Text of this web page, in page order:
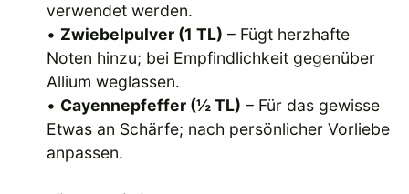
verwendet werden.
• Zwiebelpulver (1 TL) – Fügt herzhafte
Noten hinzu; bei Empfindlichkeit gegenüber
Allium weglassen.
• Cayennepfeffer (½ TL) – Für das gewisse
Etwas an Schärfe; nach persönlicher Vorliebe
anpassen.